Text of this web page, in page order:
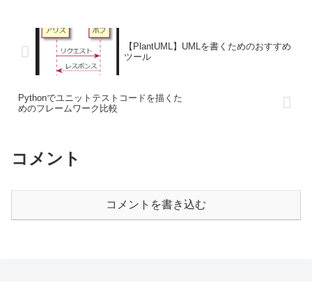
【PlantUML】UMLを書くためのおすすめ
ツール
Pythonでユニットテストコードを描くた
めのフレームワーク比較
コメント
コメントを書き込む